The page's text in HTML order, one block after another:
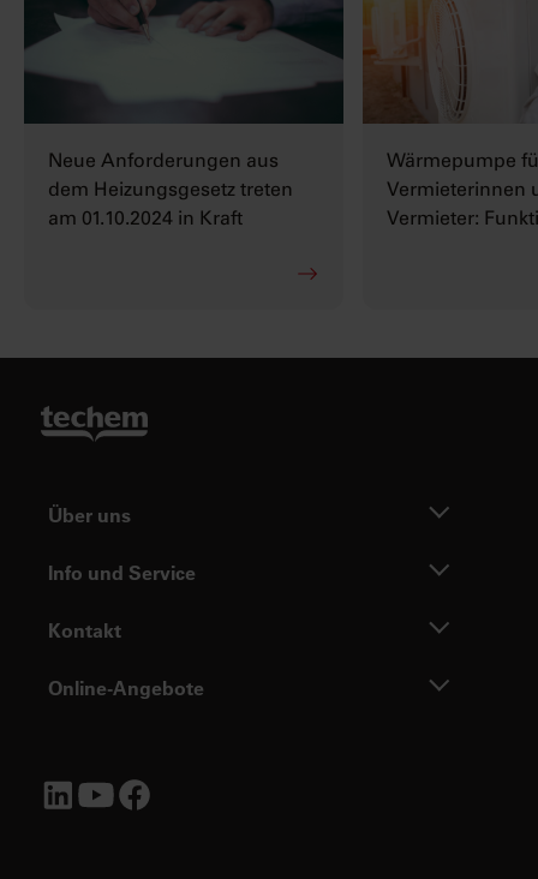
Neue Anforderungen aus
dem Heizungsgesetz treten
am 01.10.2024 in Kraft
Wärmepumpe
Vermieterinnen
Vermieter:
Über uns
Info und Service
Kontakt
Online-Angebote